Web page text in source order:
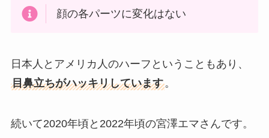
顔の各パーツに変化はない
日本人とアメリカ人のハーフということもあり、
目鼻立ちがハッキリしています。
続いて2020年頃と2022年頃の宮澤エマさんです。